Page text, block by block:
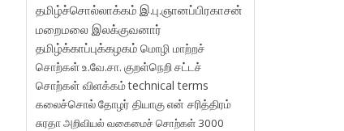
தமிழ்ச்சொல்லாக்கம் இ.பு.ஞானப்பிரகாசன்
மறைமலை இலக்குவனார்
தமிழ்க்காப்புக்கழகம் மொழி மாற்றச்
சொற்கள்உ.வே.சா. குறள்நெறி சட்டச்
சொற்கள் விளக்கம்technical terms
கலைச்சொல்தோழர் தியாகுஎன் சரித்திரம்
சுரதாஅறிவியல் வகைமைச் சொற்கள் 3000